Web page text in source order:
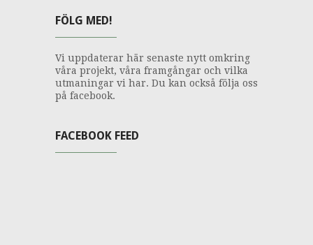
FÖLG MED!
Vi uppdaterar här senaste nytt omkring
våra projekt, våra framgångar och vilka
utmaningar vi har. Du kan också följa oss
på facebook.
FACEBOOK FEED